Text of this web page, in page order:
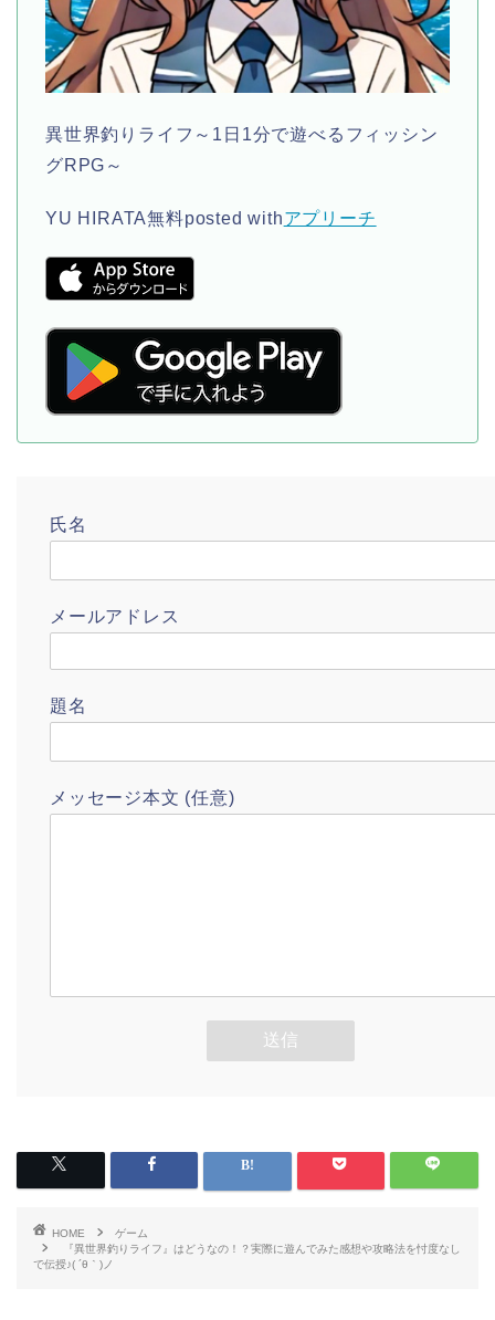
異世界釣りライフ～1日1分で遊べるフィッシン
グRPG～
YU HIRATA無料posted withアプリーチ
氏名
メールアドレス
題名
メッセージ本文 (任意)
HOME
ゲーム
『異世界釣りライフ』はどうなの！？実際に遊んでみた感想や攻略法を忖度なし
で伝授♪( ´θ｀)ノ